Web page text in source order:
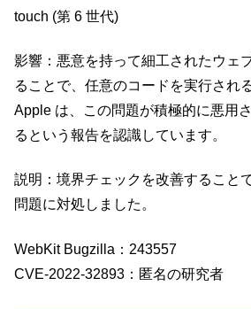
touch (第 6 世代)
影響：悪意を持って細工されたウェ
ることで、任意のコードを実行され
Apple は、この問題が積極的に悪用
るという報告を認識しています。
説明：境界チェックを改善すること
問題に対処しました。
WebKit Bugzilla：243557
CVE-2022-32893：匿名の研究者